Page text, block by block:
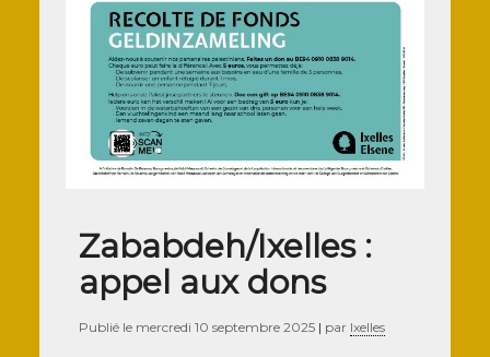
Zababdeh/Ixelles :
appel aux dons
Publié le mercredi 10 septembre 2025 | par Ixelles